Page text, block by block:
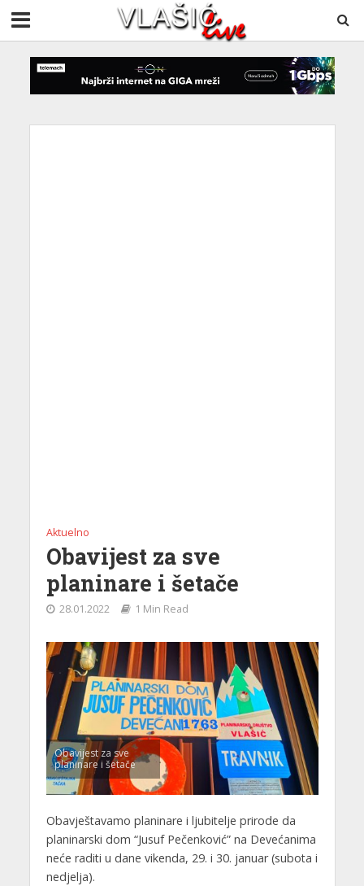
Aktuelno
Obavijest za sve
planinare i šetače
28.01.2022 1 Min Read
Obavijest za sve
planinare i šetače
Obavještavamo planinare i ljubitelje prirode da
planinarski dom “Jusuf Pečenković” na Devećanima
neće raditi u dane vikenda, 29. i 30. januar (subota i
nedjelja).